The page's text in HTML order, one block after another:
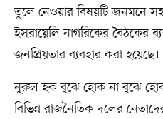
তুলে নেওয়ার বিষয়টি জনমনে
ইসরায়েলি নাগরিকের বৈঠকের
জনপ্রিয়তার ব্যবহার করা হয়েছে।
নুরুল হক বুঝে হোক না বুঝে হোক
বিভিন্ন রাজনৈতিক দলের